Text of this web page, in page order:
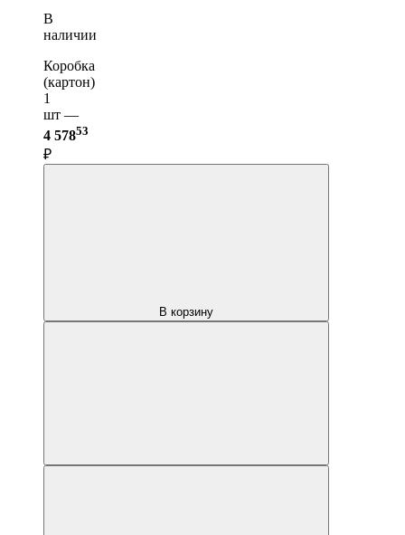
В
наличии
Коробка
(картон)
1
шт —
4 57853
₽
В корзину